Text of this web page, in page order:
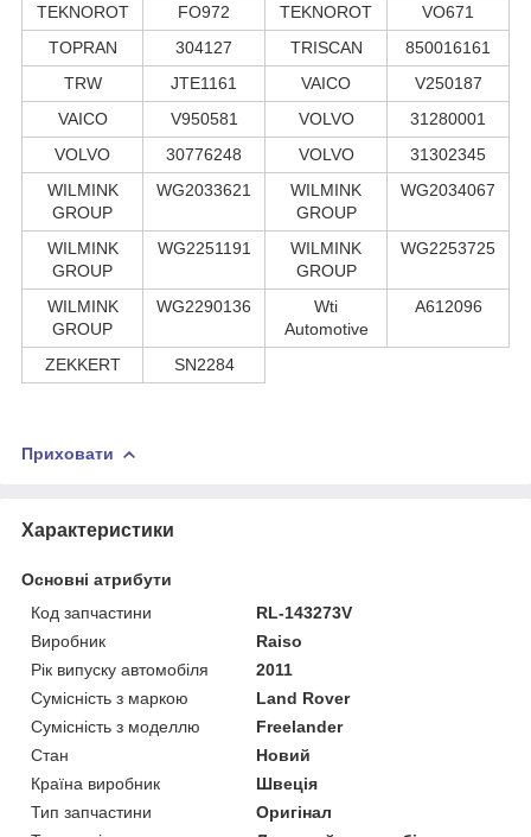
TEKNOROT
FO972 TEKNOROT
VO671
TOPRAN
304127 TRISCAN
850016161
TRW
JTE1161 VAICO
V250187
VAICO
V950581 VOLVO
31280001
VOLVO
30776248 VOLVO
31302345
WILMINK
GROUP
WG2033621
WILMINK
GROUP
WG2034067
WILMINK
GROUP
WG2251191
WILMINK
GROUP
WG2253725
WILMINK
GROUP
WG2290136
Wti
Automotive
A612096
ZEKKERT SN2284
Приховати
Характеристики
Основні атрибути
Код запчастини
RL-143273V
Виробник
Raiso
Рік випуску автомобіля
2011
Сумісність з маркою
Land Rover
Сумісність з моделлю
Freelander
Стан
Новий
Країна виробник
Швеція
Тип запчастини
Оригінал